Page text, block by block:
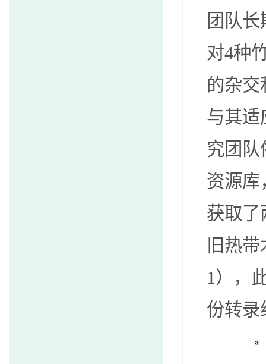
团队长
对4种
的杂交
与其适
究团队
资源库
获取了
旧热
1），
份转录